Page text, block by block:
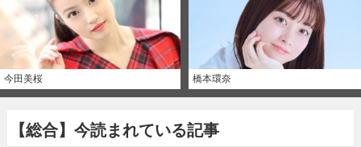
今田美桜 橋本環奈
【総合】今読まれている記事